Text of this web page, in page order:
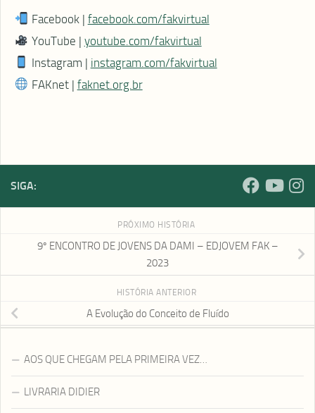
Facebook | facebook.com/fakvirtual
YouTube | youtube.com/fakvirtual
Instagram | instagram.com/fakvirtual
FAKnet | faknet.org.br
SIGA:
PRÓXIMO HISTÓRIA
9º ENCONTRO DE JOVENS DA DAMI – EDJOVEM FAK –
2023
HISTÓRIA ANTERIOR
A Evolução do Conceito de Fluído
AOS QUE CHEGAM PELA PRIMEIRA VEZ…
LIVRARIA DIDIER